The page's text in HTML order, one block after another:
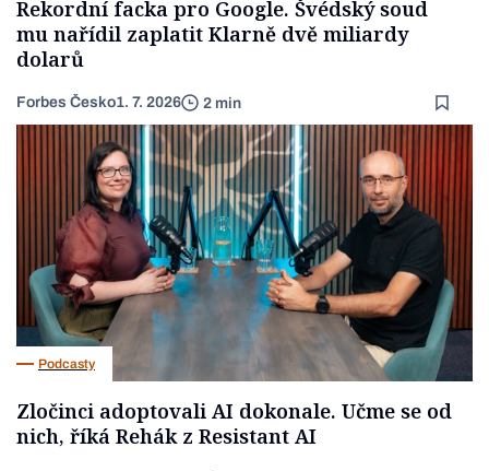
Rekordní facka pro Google. Švédský soud
mu nařídil zaplatit Klarně dvě miliardy
dolarů
Forbes Česko1. 7. 2026 2 min
Podcasty
Zločinci adoptovali AI dokonale. Učme se od
nich, říká Rehák z Resistant AI